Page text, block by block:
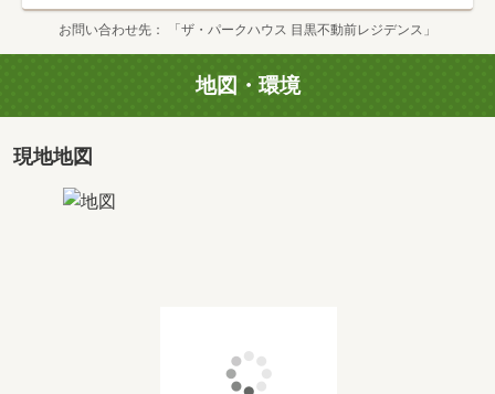
お問い合わせ先 「ザ・パークハウス 目黒不動前レジデンス」
地図・環境
現地地図